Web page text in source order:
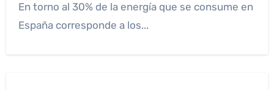
En torno al 30% de la energía que se consume en
España corresponde a los...